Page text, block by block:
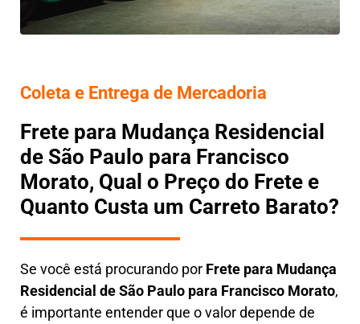
Coleta e Entrega de Mercadoria
Frete para Mudança Residencial
de São Paulo para Francisco
Morato, Qual o Preço do Frete e
Quanto Custa um Carreto Barato?
Se você está procurando por Frete para Mudança
Residencial de São Paulo para Francisco Morato,
é importante entender que o valor depende de